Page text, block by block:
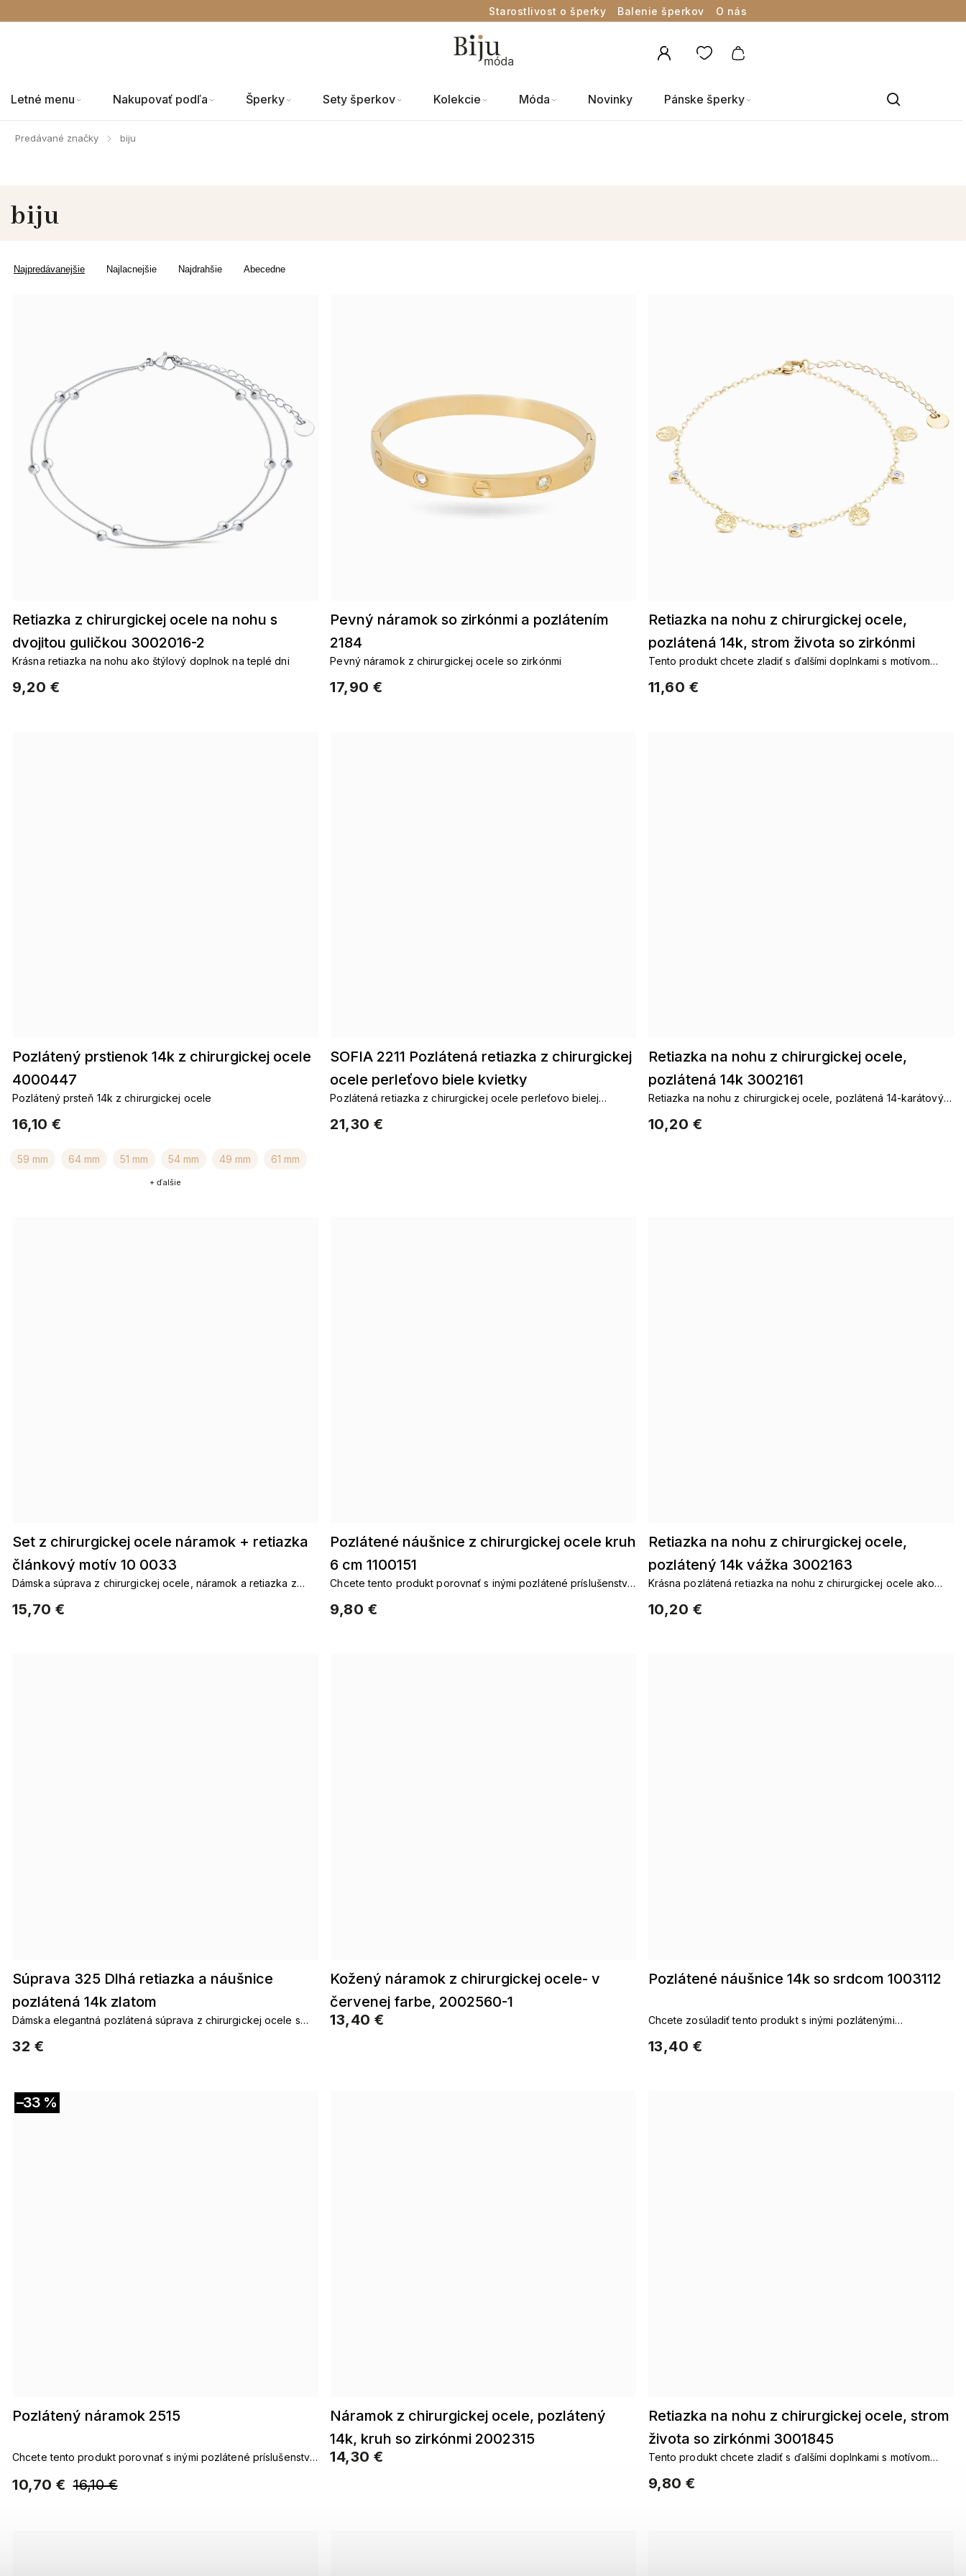
Starostlivost o šperky Balenie šperkov O nás
Letné menu Nakupovať podľa Šperky Sety šperkov Kolekcie Móda Novinky Pánske šperky
Predávané značky / biju
biju
Najpredávanejšie Najlacnejšie Najdrahšie Abecedne
Retiazka z chirurgickej ocele na nohu s
dvojitou guličkou 3002016-2
9,20 €
Krásna retiazka na nohu ako štýlový doplnok na teplé dni
Pevný náramok so zirkónmi a pozlátením
2184
17,90 €
Pevný náramok z chirurgickej ocele so zirkónmi
Retiazka na nohu z chirurgickej ocele,
pozlátená 14k, strom života so zirkónmi
2002308
11,60 €
Tento produkt chcete zladiť s ďalšími doplnkami s motívom
životaNáramky Strom životaNastavuje strom života
Pozlátený prstienok 14k z chirurgickej ocele
4000447
16,10 €
Pozlátený prsteň 14k z chirurgickej ocele
59 mm 64 mm 51 mm 54 mm 49 mm 61 mm
+ ďalšie
SOFIA 2211 Pozlátená retiazka z chirurgickej
ocele perleťovo biele kvietky
21,30 €
Pozlátená retiazka z chirurgickej ocele perleťovo bielej
Retiazka na nohu z chirurgickej ocele,
pozlátená 14k 3002161
10,20 €
Retiazka na nohu z chirurgickej ocele, pozlátená 14-karátovým
Set z chirurgickej ocele náramok + retiazka
článkový motív 10 0033
15,70 €
Dámska súprava z chirurgickej ocele, náramok a retiazka z
Pozlátené náušnice z chirurgickej ocele kruh
6 cm 1100151
9,80 €
Chcete tento produkt porovnať s inými pozlátené príslušenstvo.
Retiazka na nohu z chirurgickej ocele,
pozlátený 14k vážka 3002163
10,20 €
Krásna pozlátená retiazka na nohu z chirurgickej ocele ako
Súprava 325 Dlhá retiazka a náušnice
pozlátená 14k zlatom
32 €
Dámska elegantná pozlátená súprava z chirurgickej ocele s
Pozlátené prstene pozlátené náramky
Kožený náramok z chirurgickej ocele- v
červenej farbe, 2002560-1
13,40 €
Pozlátené náušnice 14k so srdcom 1003112
13,40 €
Chcete zosúladiť tento produkt s inými pozlátenými
náramky
Akcia
–33 %
Pozlátený náramok 2515
16,10 €
10,70 €
Chcete tento produkt porovnať s inými pozlátené príslušenstvo.
Náramok z chirurgickej ocele, pozlátený
14k, kruh so zirkónmi 2002315
14,30 €
Retiazka na nohu z chirurgickej ocele, strom
života so zirkónmi 3001845
9,80 €
Tento produkt chcete zladiť s ďalšími doplnkami s motívom
životaNáramky Strom životaNastavuje strom života